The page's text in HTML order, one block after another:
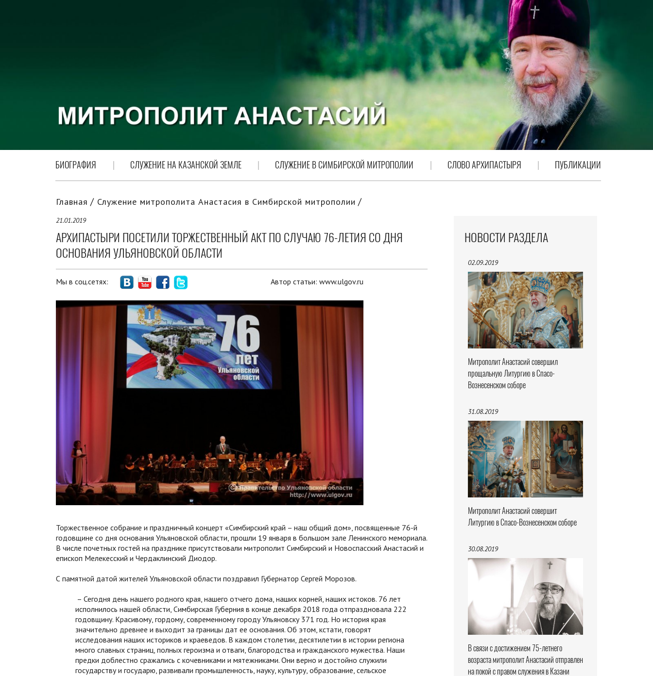
БИОГРАФИЯ СЛУЖЕНИЕ НА КАЗАНСКОЙ ЗЕМЛЕ СЛУЖЕНИЕ В СИМБИРСКОЙ МИТРОПОЛИИ СЛОВО АРХИПАСТЫРЯ ПУБЛИКАЦИИ
НОВОСТИ РАЗДЕЛА
02.09.2019
Митрополит Анастасий совершил
прощальную Литургию в Спасо-
Вознесенском соборе
31.08.2019
Митрополит Анастасий совершит
Литургию в Спасо-Вознесенском соборе
30.08.2019
В связи с достижением 75-летнего
возраста митрополит Анастасий отправлен
на покой с правом служения в Казани
Главная Служение митрополита Анастасия в Симбирской митрополии
21.01.2019
АРХИПАСТЫРИ ПОСЕТИЛИ ТОРЖЕСТВЕННЫЙ АКТ ПО СЛУЧАЮ 76-ЛЕТИЯ СО ДНЯ
ОСНОВАНИЯ УЛЬЯНОВСКОЙ ОБЛАСТИ
Мы в соц.сетях: Автор статьи: www.ulgov.ru
Торжественное собрание и праздничный концерт «Симбирский край – наш общий дом», посвященные 76-й
годовщине со дня основания Ульяновской области, прошли 19 января в большом зале Ленинского мемориала.
В числе почетных гостей на празднике присутствовали митрополит Симбирский и Новоспасский Анастасий и
епископ Мелекесский и Чердаклинский Диодор.
С памятной датой жителей Ульяновской области поздравил Губернатор Сергей Морозов.
– Сегодня день нашего родного края, нашего отчего дома, наших корней, наших истоков. 76 лет
исполнилось нашей области, Симбирская Губерния в конце декабря 2018 года отпраздновала 222
годовщину. Красивому, гордому, современному городу Ульяновску 371 год. Но история края
значительно древнее и выходит за границы дат ее основания. Об этом, кстати, говорят
исследования наших историков и краеведов. В каждом столетии, десятилетии в истории региона
много славных страниц, полных героизма и отваги, благородства и гражданского мужества. Наши
предки доблестно сражались с кочевниками и мятежниками. Они верно и достойно служили
государству и государю, развивали промышленность, науку, культуру, образование, сельское